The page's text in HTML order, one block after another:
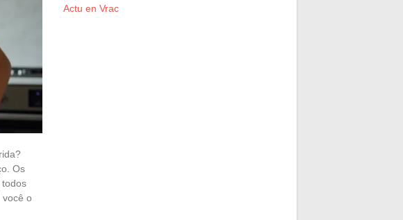
Os
o
Actu en Vrac